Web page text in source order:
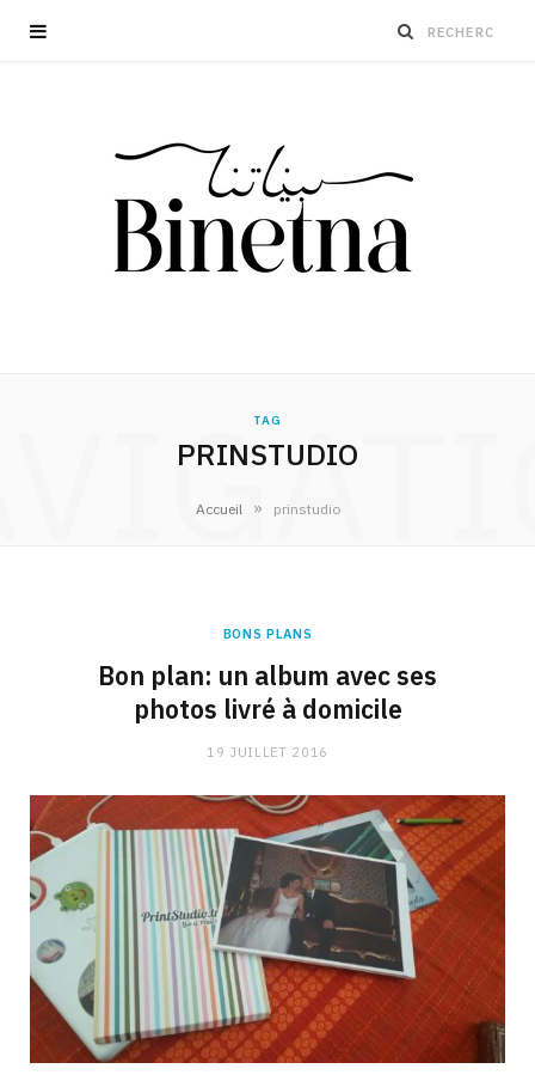
TAG
PRINSTUDIO
Accueil » prinstudio
BONS PLANS
Bon plan: un album avec ses
photos livré à domicile
19 JUILLET 2016